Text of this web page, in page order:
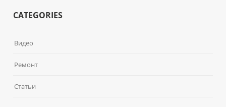
CATEGORIES
Видео
Ремонт
Статьи